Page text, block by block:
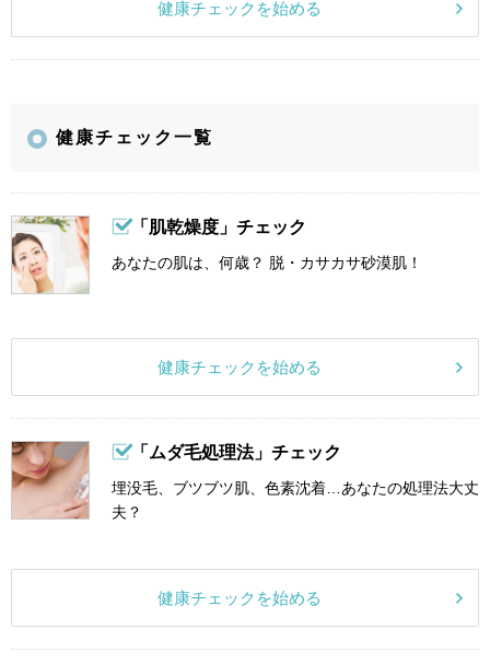
健康チェックを始める
健康チェック一覧
「肌乾燥度」チェック
あなたの肌は、何歳？ 脱・カサカサ砂漠肌！
健康チェックを始める
「ムダ毛処理法」チェック
埋没毛、ブツブツ肌、色素沈着…あなたの処理法大丈
夫？
健康チェックを始める